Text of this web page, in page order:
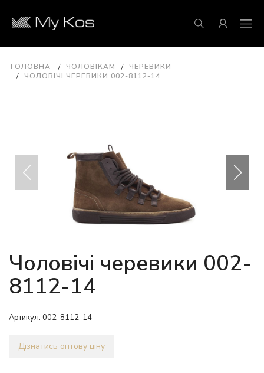
ГОЛОВНА ЧОЛОВІКАМ
ЧЕРЕВИКИ
ЧОЛОВІЧІ ЧЕРЕВИКИ 002-8112-14
Чоловічі черевики 002-
8112-14
Артикул: 002-8112-14
Дізнатись оптову ціну